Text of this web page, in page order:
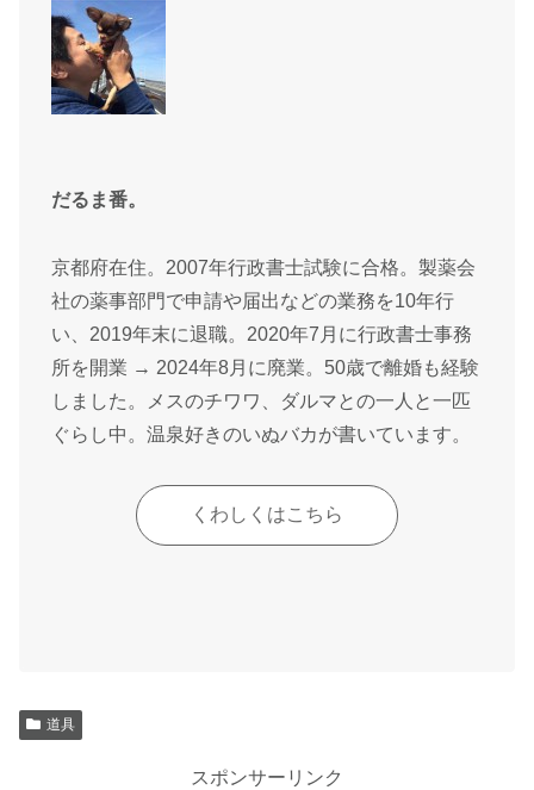
だるま番。
京都府在住。2007年行政書士試験に合格。製薬会
社の薬事部門で申請や届出などの業務を10年行
い、2019年末に退職。2020年7月に行政書士事務
所を開業 → 2024年8月に廃業。50歳で離婚も経験
しました。メスのチワワ、ダルマとの一人と一匹
ぐらし中。温泉好きのいぬバカが書いています。
くわしくはこちら
道具
スポンサーリンク